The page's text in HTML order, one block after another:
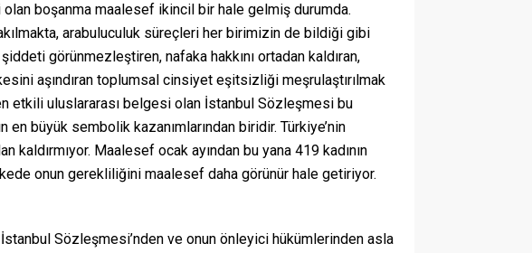
olan boşanma maalesef ikincil bir hale gelmiş durumda.
arabuluculuk süreçleri her birimizin de bildiği gibi
görünmezleştiren, nafaka hakkını ortadan kaldıran,
aşındıran toplumsal cinsiyet eşitsizliği meşrulaştırılmak
etkili uluslararası belgesi olan İstanbul Sözleşmesi bu
en büyük sembolik kazanımlarından biridir. Türkiye’nin
Maalesef ocak ayından bu yana 419 kadının
onun gerekliliğini maalesef daha görünür hale getiriyor.
Sözleşmesi’nden ve onun önleyici hükümlerinden asla